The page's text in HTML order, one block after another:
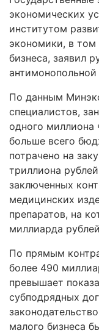
экономических
институтом
экономики, в том
бизнеса, заявил
По данным
специалистов,
одного миллиона
больше всего
потрачено на
триллиона
заключенных
медицинских
препаратов, на
миллиарда
По прямым
более 490
превышает
субподрядных
малого бизнеса